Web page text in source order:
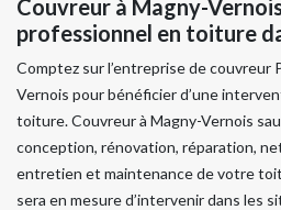
Couvreur à Magny-
professionnel en toiture
​​​​​​​Comptez sur l’entreprise de couvreur
Vernois pour bénéficier d’une
toiture. Couvreur à Magny-Vernois
conception, rénovation, réparation,
entretien et maintenance de votre
sera en mesure d’intervenir dans les